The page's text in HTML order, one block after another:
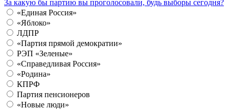
За какую бы партию вы проголосовали, будь выборы сегодня?
«Единая Россия»
«Яблоко»
ЛДПР
«Партия прямой демократии»
РЭП «Зеленые»
«Справедливая Россия»
«Родина»
КПРФ
Партия пенсионеров
«Новые люди»